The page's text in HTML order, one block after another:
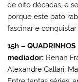
de oito décadas, e
porque este pato
fascinar e
15h –
mediador: Renan
Alexandre Callari,